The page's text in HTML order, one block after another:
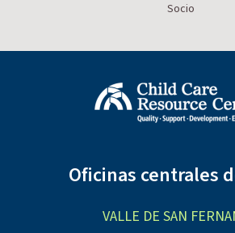
Socio
Oficinas centrales
VALLE DE SAN